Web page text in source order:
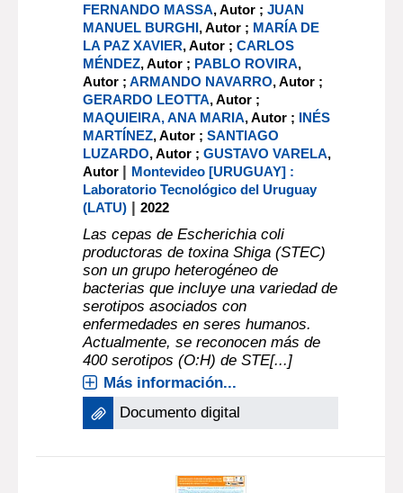
FERNANDO MASSA, Autor ;JUAN
MANUEL BURGHI, Autor ; MARÍA DE
LA PAZ XAVIER, Autor ;CARLOS
MÉNDEZ, Autor ; PABLO ROVIRA,
Autor ;ARMANDO NAVARRO, Autor ;
GERARDO LEOTTA, Autor ;
MAQUIEIRA, ANA MARIA, Autor ; INÉS
MARTÍNEZ, Autor ;SANTIAGO
LUZARDO, Autor ;GUSTAVO VARELA,
Autor | Montevideo [URUGUAY] :
Laboratorio Tecnológico del Uruguay
(LATU) |2022
Las cepas de Escherichia coli
productoras de toxina Shiga (STEC)
son un grupo heterogéneo de
bacterias que incluye una variedad de
serotipos asociados con
enfermedades en seres humanos.
Actualmente, se reconocen más de
400 serotipos (O:H) de STE[...]
Más información...
Documento digital